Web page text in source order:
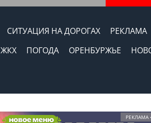
СИТУАЦИЯ НА ДОРОГАХ РЕКЛАМА
ЖКХ ПОГОДА ОРЕНБУРЖЬЕ
РЕКЛАМА